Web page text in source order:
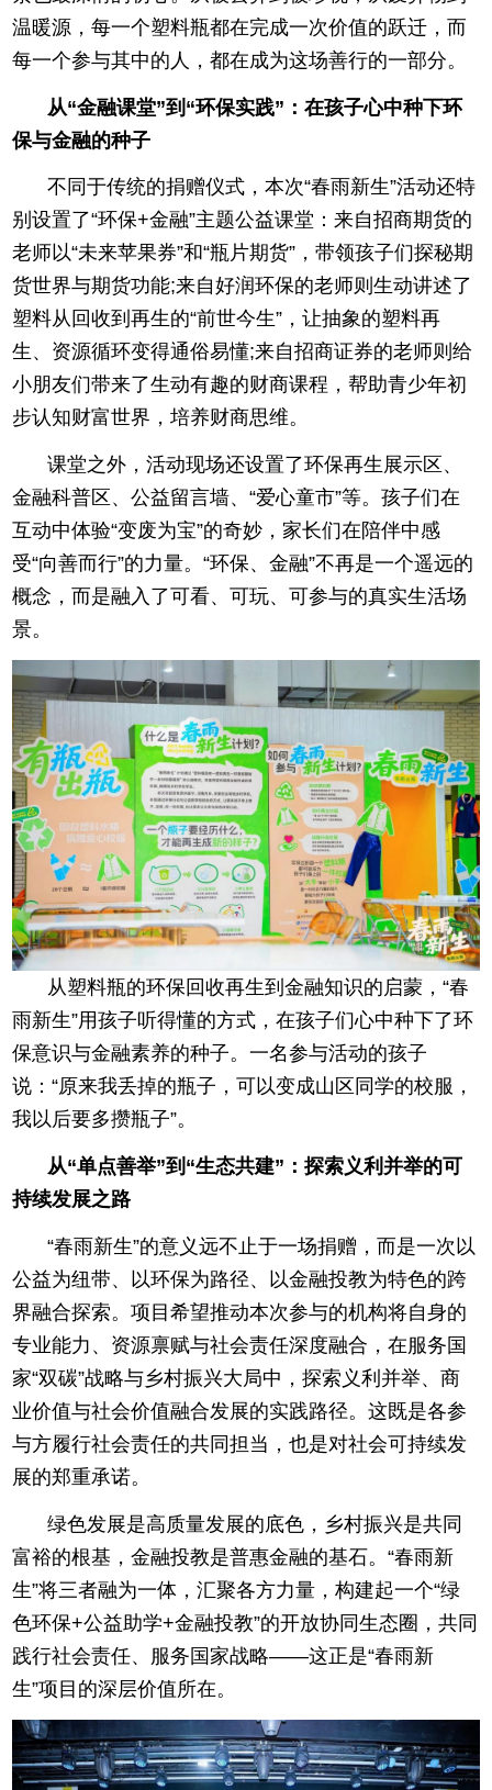
温暖源，每一个塑料瓶都在完成一次价值的跃迁，而
每一个参与其中的人，都在成为这场善行的一部分。
从“金融课堂”到“环保实践”：在孩子心中种下环
保与金融的种子
不同于传统的捐赠仪式，本次“春雨新生”活动还特
别设置了“环保+金融”主题公益课堂：来自招商期货的
老师以“未来苹果券”和“瓶片期货”，带领孩子们探秘期
货世界与期货功能;来自好润环保的老师则生动讲述了
塑料从回收到再生的“前世今生”，让抽象的塑料再
生、资源循环变得通俗易懂;来自招商证券的老师则给
小朋友们带来了生动有趣的财商课程，帮助青少年初
步认知财富世界，培养财商思维。
课堂之外，活动现场还设置了环保再生展示区、
金融科普区、公益留言墙、“爱心童市”等。孩子们在
互动中体验“变废为宝”的奇妙，家长们在陪伴中感
受“向善而行”的力量。“环保、金融”不再是一个遥远的
概念，而是融入了可看、可玩、可参与的真实生活场
景。
从塑料瓶的环保回收再生到金融知识的启蒙，“春
雨新生”用孩子听得懂的方式，在孩子们心中种下了环
保意识与金融素养的种子。一名参与活动的孩子
说：“原来我丢掉的瓶子，可以变成山区同学的校服，
我以后要多攒瓶子”。
从“单点善举”到“生态共建”：探索义利并举的可
持续发展之路
“春雨新生”的意义远不止于一场捐赠，而是一次以
公益为纽带、以环保为路径、以金融投教为特色的跨
界融合探索。项目希望推动本次参与的机构将自身的
专业能力、资源禀赋与社会责任深度融合，在服务国
家“双碳”战略与乡村振兴大局中，探索义利并举、商
业价值与社会价值融合发展的实践路径。这既是各参
与方履行社会责任的共同担当，也是对社会可持续发
展的郑重承诺。
绿色发展是高质量发展的底色，乡村振兴是共同
富裕的根基，金融投教是普惠金融的基石。“春雨新
生”将三者融为一体，汇聚各方力量，构建起一个“绿
色环保+公益助学+金融投教”的开放协同生态圈，共同
践行社会责任、服务国家战略——这正是“春雨新
生”项目的深层价值所在。